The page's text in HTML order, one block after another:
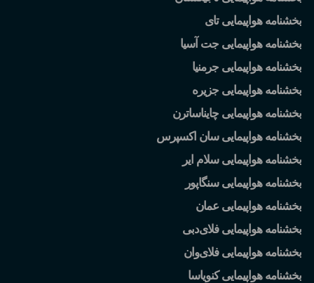
بخشنامه هواپیمایی تای
بخشنامه هواپیمایی جت آسیا
بخشنامه هواپیمایی جرمنیا
بخشنامه هواپیمایی جزیره
بخشنامه هواپیمایی چایناساترن
بخشنامه هواپیمایی سان اکسپرس
بخشنامه هواپیمایی سلام ایر
بخشنامه هواپیمایی سنگاپور
بخشنامه هواپیمایی عمان
بخشنامه هواپیمایی فلایدبی
بخشنامه هواپیمایی فلایوان
بخشنامه هواپیمایی کنویاسا